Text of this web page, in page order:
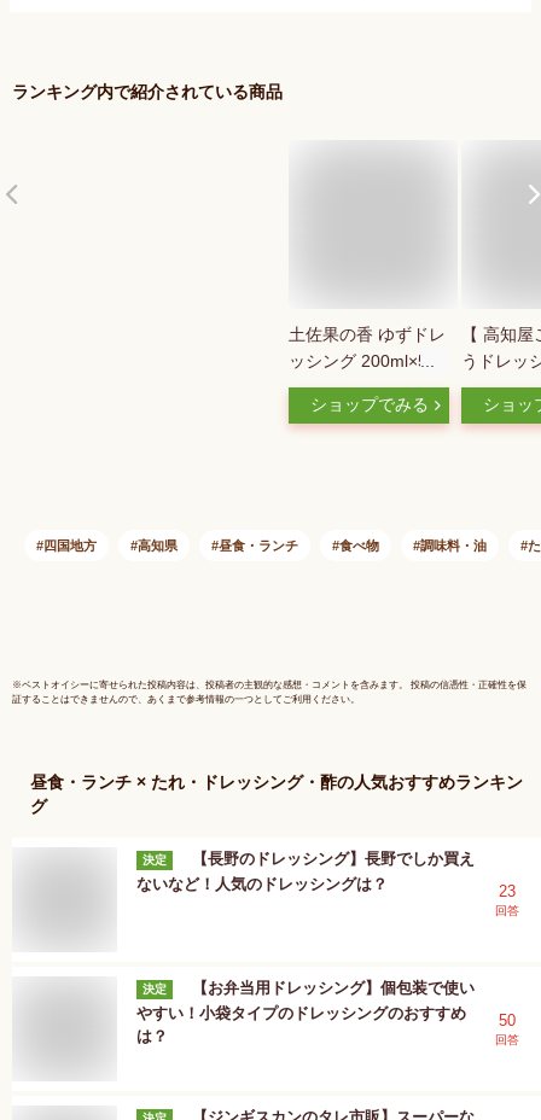
ランキング内で紹介されている商品
土佐果の香 ゆずドレ
ッシング 200ml×5 高
知県特産品販売
（株）高知 土産 名
ショップでみる
【 高知
うドレッ
300ml 】
り寄せ
大容量 実
ショッ
四国地方 高知県 昼食・ランチ 食べ物 調味料・油
※ベストオイシーに寄せられた投稿内容は、投稿者の主観的な感想・コメントを含みます。 投稿の信憑性・正確性を保
証することはできませんので、あくまで参考情報の一つとしてご利用ください。
昼食・ランチ × たれ・ドレッシング・酢の人気おすすめランキン
グ
決定
【長野のドレッシング】長野でしか買え
ないなど！人気のドレッシングは？
23
回答
決定
【お弁当用ドレッシング】個包装で使い
やすい！小袋タイプのドレッシングのおすすめ
は？
50
回答